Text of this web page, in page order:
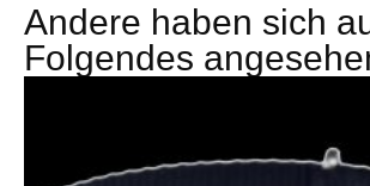
Andere haben sich
Folgendes